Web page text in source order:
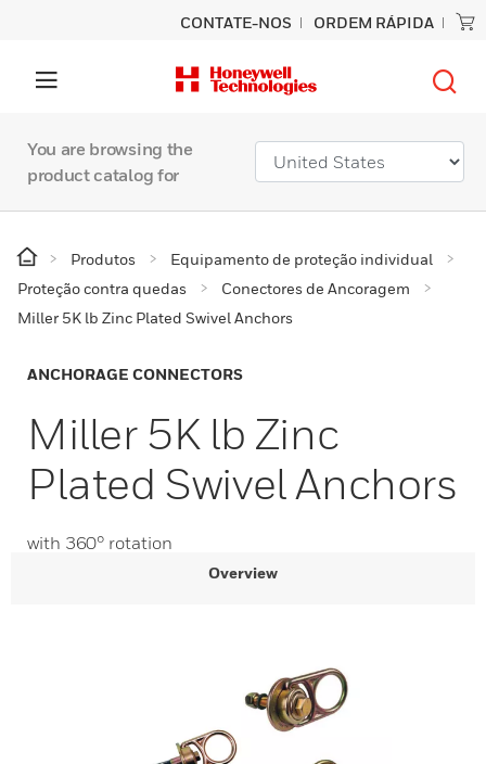
CONTATE-NOS ORDEM RÁPIDA
You are browsing the
product catalog for
Produtos
Equipamento de proteção individual
Proteção contra quedas
Conectores de Ancoragem
Miller 5K lb Zinc Plated Swivel Anchors
ANCHORAGE CONNECTORS
Miller 5K lb Zinc
Plated Swivel Anchors
with 360° rotation
Overview